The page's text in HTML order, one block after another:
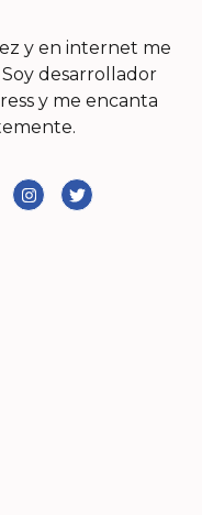
y en internet me
Soy desarrollador
y me encanta